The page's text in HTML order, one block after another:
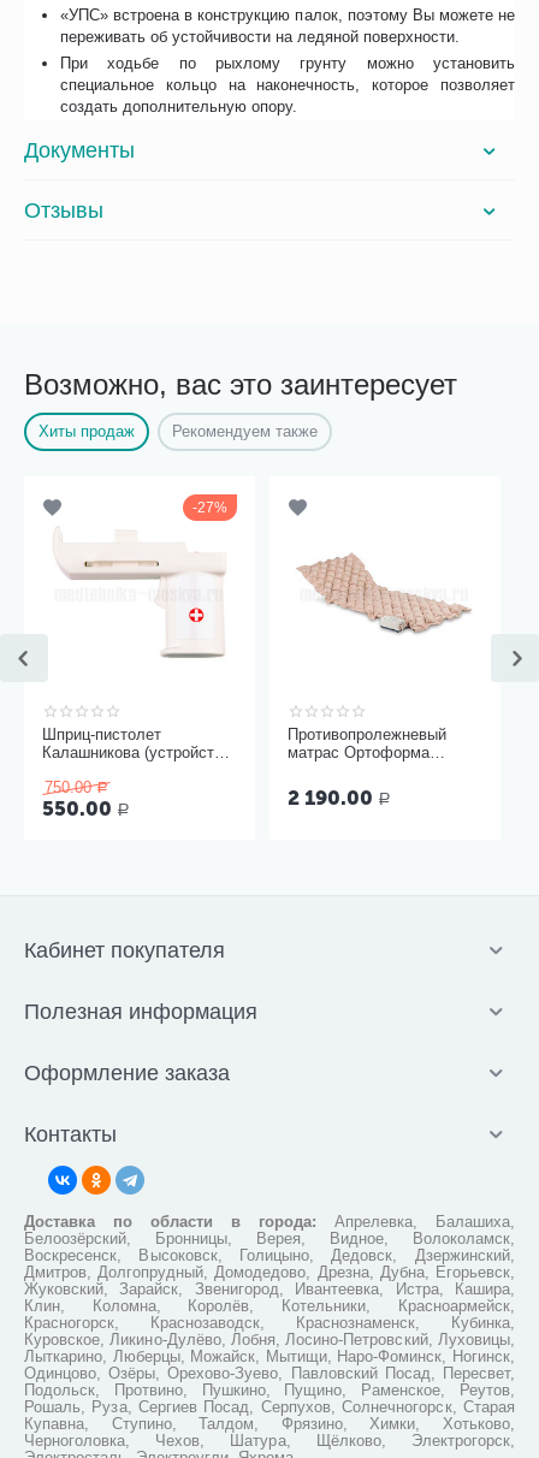
«УПС» встроена в конструкцию палок, поэтому Вы можете не
переживать об устойчивости на ледяной поверхности.
При ходьбе по рыхлому грунту можно установить
специальное кольцо на наконечность, которое позволяет
создать дополнительную опору.
Документы
Отзывы
Возможно, вас это заинтересует
Хиты продаж Рекомендуем также
27%
Шприц-пистолет
Калашникова (устройство
шприцами одноразовыми)
750.00 Р
550.00 Р
Противопролежневый
матрас Ортоформа
2 190.00 Р
Кабинет покупателя
Полезная информация
Оформление заказа
Контакты
Доставка по области в города: Апрелевка, Балашиха,
Белоозёрский, Бронницы, Верея, Видное, Волоколамск,
Воскресенск, Высоковск, Голицыно, Дедовск, Дзержинский,
Дмитров, Долгопрудный, Домодедово, Дрезна, Дубна, Егорьевск,
Жуковский, Зарайск, Звенигород, Ивантеевка, Истра, Кашира,
Клин, Коломна, Королёв, Котельники, Красноармейск,
Красногорск, Краснозаводск, Краснознаменск, Кубинка,
Куровское, Ликино-Дулёво, Лобня, Лосино-Петровский, Луховицы,
Лыткарино, Люберцы, Можайск, Мытищи, Наро-Фоминск, Ногинск,
Одинцово, Озёры, Орехово-Зуево, Павловский Посад, Пересвет,
Подольск, Протвино, Пушкино, Пущино, Раменское, Реутов,
Рошаль, Руза, Сергиев Посад, Серпухов, Солнечногорск, Старая
Купавна, Ступино, Талдом, Фрязино, Химки, Хотьково,
Черноголовка, Чехов, Шатура, Щёлково, Электрогорск,